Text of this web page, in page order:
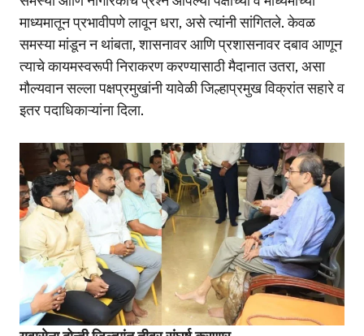
माध्यमातून प्रभावीपणे लावून धरा, असे त्यांनी सांगितले. केवळ
समस्या मांडून न थांबता, शासनावर आणि प्रशासनावर दबाव आणून
त्याचे कायमस्वरूपी निराकरण करण्यासाठी मैदानात उतरा, असा
मौल्यवान सल्ला पक्षप्रमुखांनी यावेळी जिल्हाप्रमुख विक्रांत सहारे व
इतर पदाधिकाऱ्यांना दिला.